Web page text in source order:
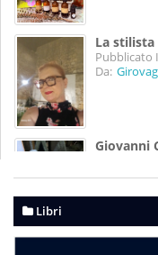
La stilista
Pubblicato
Da:
Giovanni
Pubblicato
Libri